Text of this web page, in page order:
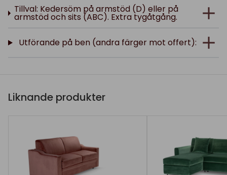
Tillval: Kedersöm på armstöd (D) eller på
armstöd och sits (ABC). Extra tygåtgång.
Utförande på ben (andra färger mot offert):
Liknande produkter